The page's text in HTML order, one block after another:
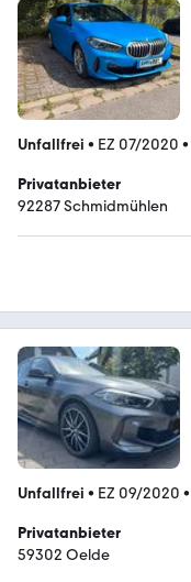
Unfallfrei • EZ 07/2020 •
Privatanbieter
92287 Schmidmühlen
Unfallfrei • EZ 09/2020 •
Privatanbieter
59302 Oelde